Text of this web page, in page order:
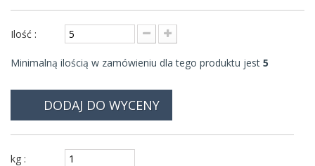
Ilość :
Minimalną ilością w zamówieniu dla tego produktu jest 5
DODAJ DO WYCENY
kg :